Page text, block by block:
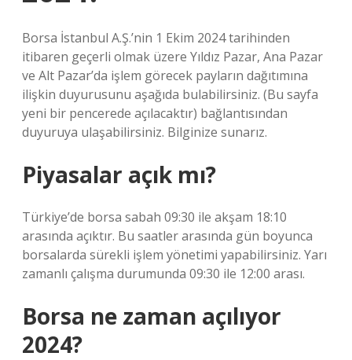
Borsa İstanbul A.Ş.’nin 1 Ekim 2024 tarihinden
itibaren geçerli olmak üzere Yıldız Pazar, Ana Pazar
ve Alt Pazar’da işlem görecek payların dağıtımına
ilişkin duyurusunu aşağıda bulabilirsiniz. (Bu sayfa
yeni bir pencerede açılacaktır) bağlantısından
duyuruya ulaşabilirsiniz. Bilginize sunarız.
Piyasalar açık mı?
Türkiye’de borsa sabah 09:30 ile akşam 18:10
arasında açıktır. Bu saatler arasında gün boyunca
borsalarda sürekli işlem yönetimi yapabilirsiniz. Yarı
zamanlı çalışma durumunda 09:30 ile 12:00 arası.
Borsa ne zaman açılıyor
2024?